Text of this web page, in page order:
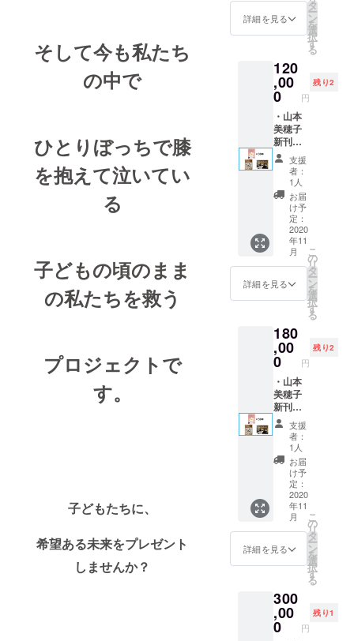
そして今も私たち
の中で
ひとりぼっちで膝
を抱えて泣いてい
る
子どもの頃のまま
の私たちを救う
プロジェクトで
す。
子どもたちに、
希望ある未来をプレゼント
しませんか？
ン女史が創
マイアミの
ヒーリング
単科大学で
まだ乳飲み
子だった息
子を残し
年に5回、10
日間ほど渡
米しヒーリ
ング科学と
代替療法を
学ぶ生活を4
その後の私
の生活の糧
となるヒー
リングとカ
ウンセリン
グ、そして
ヒーラー
シップを身
につけて卒
業し
日本で心理
カウンセ
ラー/エナ
ティック
ヒーラーと
して開業し
ださ
い。）
エッセ
ンスを
引き出
すキャ
ラクト
ロジー
シール
（非売
品） ・
心から
のお礼
のメー
ル ・活
動報告
メール
（非売
品） ・
ル ・活
動報告
メール
つきま
しては
ていた
だきま
す。）
・いじ
め防止
シミュ
レー
ター
「Heart
Touch
」のエ
ンド
ロール
にお名
前を掲
載 （ご
支援時
のお名
前をご
記入く
ださ
い。）
・あな
たの
エッセ
ンスを
引き出
すキャ
ラクト
ロジー
シール
（非売
品） ・
心から
のお礼
メール
しい境
界線(バ
ウンダ
の引き
方』30
冊 ・い
じめ防
止シ
ミュ
レー
ター
「Heart
Touch
」のエ
ンド
ロール
にお名
前を掲
載 （ご
支援時
には備
考欄に
のお名
前をご
記入く
ださ
い。）
・あな
たの
エッセ
ンスを
引き出
すキャ
ラクト
ロジー
シール
（非売
品） ・
心から
のお礼
のメー
ル ・活
メール
詳細を見る
タ
ー
ン
を
選
択
す
る
120
,00
0 円
残り2
・山本
美穂子
新刊
『どう
して言
いたい
ことが
言えな
いの？
～人間
関係が
ラクに
なる“正
しい境
界線(バ
ウンダ
の引き
方』30
冊 ・山
本美穂
子が全
国どこ
でもあ
なたの
街に講
演しに
うかが
いま
す！権
（詳細
につき
まして
はメー
ルにて
対応さ
せてい
ま
す。）
・いじ
め防止
支援
者：
1人
お届
け予
定：
2020
年11
月
詳細を見る
こ
の
リ
タ
ー
ン
を
選
択
す
る
180
,00
0 円
残り2
・山本
美穂子
新刊
『どう
して言
いたい
ことが
言えな
いの？
～人間
関係が
ラクに
なる“正
しい境
界線(バ
ウンダ
の引き
方』50
冊 ・山
本美穂
支援
者：
1人
お届
け予
定：
2020
年11
月
詳細を見る
こ
の
リ
タ
ー
ン
を
選
択
す
る
300
,00
0 円
残り1